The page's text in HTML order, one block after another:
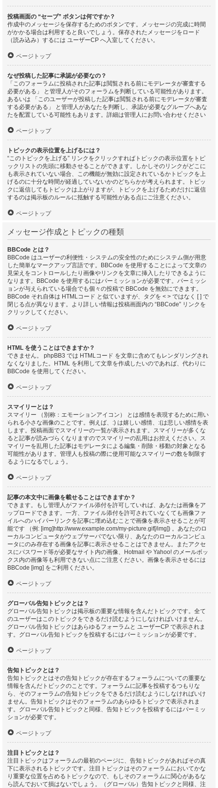
投稿画面の “セーブ” ボタンは何ですか？
作成中のメッセージを保存するためのボタンです。メッセージの完成に時間
がかかる場合は利用すると良いでしょう。保存されたメッセージをロード
（読み込み）するには ユーザーCP へ入室してください。
ページトップ
なぜ投稿した記事に承認が必要なの？
「このフォーラムに投稿された記事は閲覧される前にモデレータが審査する
必要がある」 と管理人がそのフォーラムを判断している可能性があります。
あるいは 「このユーザーが投稿した記事は閲覧される前にモデレータが審査
する必要がある」 と管理人があなたを判断し、承認が必要なグループへあな
たを配置している可能性もあります。詳細は管理人にお問い合わせください
ページトップ
トピックの表示位置を上げるには？
“このトピックを上げる” リンクをクリックすればトピックの表示位置をトピ
ックリストの先頭に移動させることができます。しかしそのリンクがどこに
も表示されていない場合、この機能が無効に設定されているかトピックを上
げるのに十分な時間が経過していないかのどちらかが考えられます。トピッ
クに返信してもトピックは上がりますが、トピックを上げるためだけに返信
するのは掲示板のルールに抵触する可能性がある点にご注意ください。
ページトップ
メッセージ作成とトピックの種類
BBCode とは？
BBCode はユーザーの利便性・システムの安全性のためにシステム側が用意
した簡単なマークアップ言語です。BBCode を使用することによって文章の
見栄えをコントロールしたり画像やリンクを文章に挿入したりできるように
なります。BBCode を使用するにはパーミッションが必要です。パーミッシ
ョンが与えられている場合でも個々の投稿で BBCode を無効にできます。
BBCode それ自体は HTMLコード と似ていますが、タグを < > ではなく [ ] で
閉じる点が異なります。より詳しい情報は投稿画面内の “BBCode” リンクを
クリックしてください。
ページトップ
HTML を使うことはできますか？
できません。 phpBB3 では HTMLコード を文章に含めてもレンダリングされ
なくなりました。HTML を利用して文章を作成したいのであれば、代わりに
BBCode を使用してください。
ページトップ
スマイリーとは？
スマイリー （別称：エモーションアイコン） とは感情を表現するために用い
られる小さな画像のことです。例えば、:) は嬉しい感情、:(は悲しい感情を表
します。投稿画面でスマイリーの一覧が表示されます。スマイリーが多くな
ると記事が読みづらくなりますのでスマイリーの乱用はお控えください。ス
マイリーを乱用した記事はモデレータによる編集・削除・移動の対象となる
可能性があります。管理人も投稿の際に使用可能なスマイリーの数を制限す
るようになるでしょう。
ページトップ
記事の本文中に画像を載せることはできますか？
できます。もし管理人がファイル添付を許可していれば、あなたは画像をア
ップロードできます。一方、ファイル添付を許可されていなくても画像ファ
イルへのハイパーリンクを記事に埋め込むことで画像を表示させることが可
能です （例: [img]http://www.example.com/my-picture.gif[/img]) 。あなたのロ
ーカルコンピュータがウェブサーバでない限り、あなたのローカルコンピュ
ータにのみ存在する画像を記事に表示させることはできません。またアクセ
スにパスワード等が必要なサイト内の画像、Hotmail や Yahoo! のメールボッ
クス内の画像等も利用できない点にご注意ください。画像を表示させるには
BBCode [img] をご利用ください。
ページトップ
グローバル告知トピックとは？
グローバル告知トピックは掲示板の重要な情報を含んだトピックです。全て
のユーザーはこのトピックをできるだけ読むようにしなければいけません。
グローバル告知トピックはあらゆるフォーラムと ユーザーCP で表示されま
す。グローバル告知トピックを投稿するにはパーミッションが必要です。
ページトップ
告知トピックとは？
告知トピックとはその告知トピックが存在するフォーラムについての重要な
情報を含んだトピックのことです。フォーラムに記事を投稿するつもりな
ら、そのフォーラムの告知トピックをできるだけ読むようにしなければいけ
ません。告知トピックはそのフォーラムのあらゆるトピックで表示されま
す。グローバル告知トピックと同様、告知トピックを投稿するにはパーミッ
ションが必要です。
ページトップ
注目トピックとは？
注目トピックはフォーラムの最初のページに、告知トピックがあればその真
下に表示されるトピックです。注目トピックはそのフォーラムにおいてかな
り重要な位置を占めるトピックなので、もしそのフォーラムに関心があるな
ら読んでおいて損はないでしょう。（グローバル）告知トピックと同様、注